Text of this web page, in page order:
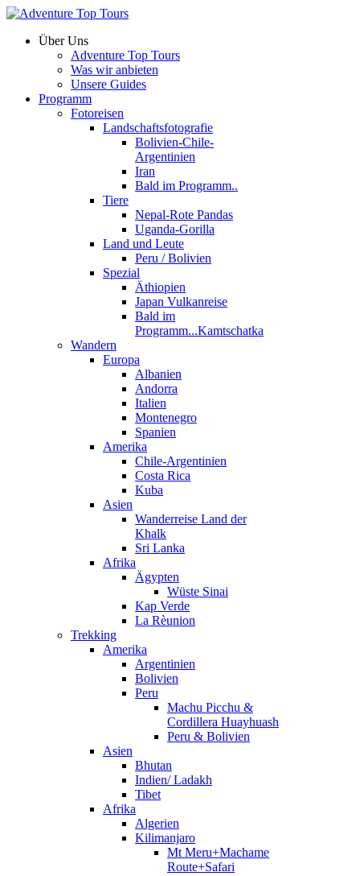
Über Uns
Adventure Top Tours
Was wir anbieten
Unsere Guides
Programm
Fotoreisen
Landschaftsfotografie
Bolivien-Chile-
Argentinien
Iran
Bald im Programm..
Tiere
Nepal-Rote Pandas
Uganda-Gorilla
Land und Leute
Peru / Bolivien
Spezial
Äthiopien
Japan Vulkanreise
Bald im
Programm...Kamtschatka
Wandern
Europa
Albanien
Andorra
Italien
Montenegro
Spanien
Amerika
Chile-Argentinien
Costa Rica
Kuba
Asien
Wanderreise Land der
Khalk
Sri Lanka
Afrika
Ägypten
Wüste Sinai
Kap Verde
La Rèunion
Trekking
Amerika
Argentinien
Bolivien
Peru
Machu Picchu &
Cordillera Huayhuash
Peru & Bolivien
Asien
Bhutan
Indien/ Ladakh
Tibet
Afrika
Algerien
Kilimanjaro
Mt Meru+Machame
Route+Safari